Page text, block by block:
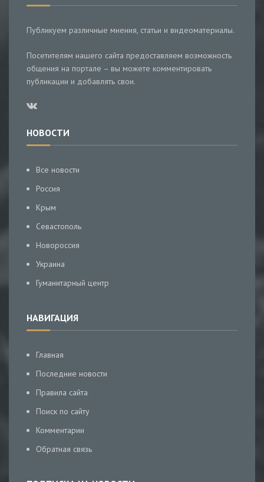
Публикуем различные мнения, статьи и видеоматериалы.
Посетителям нашего сайта предоставляем возможность
общения на портале – вы можете комментировать
публикации и добавлять свои.
НОВОСТИ
Все новости
Россия
Крым
Севастополь
Новороссия
Украина
Гуманитарный центр
НАВИГАЦИЯ
Главная
Последние новости
Правила сайта
Поиск по сайту
Комментарии
Обратная связь